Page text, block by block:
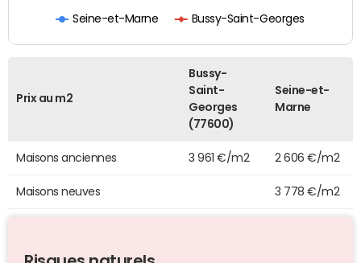
Seine-et-Marne Bussy-Saint-Georges
Prix au m2
Bussy-
Saint-
Georges
(77600)
Seine-et-
Marne
Maisons anciennes 3 961 €/m2 2 606 €/m2
Maisons neuves 3 778 €/m2